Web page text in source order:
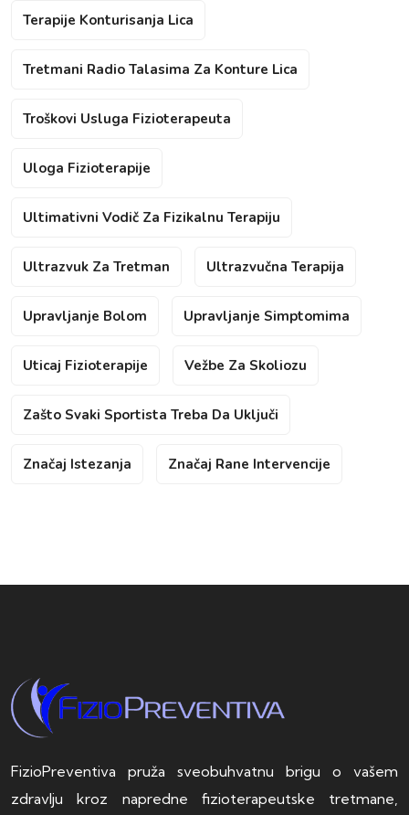
Terapije Konturisanja Lica
Tretmani Radio Talasima Za Konture Lica
Troškovi Usluga Fizioterapeuta
Uloga Fizioterapije
Ultimativni Vodič Za Fizikalnu Terapiju
Ultrazvuk Za Tretman Ultrazvučna Terapija
Upravljanje Bolom Upravljanje Simptomima
Uticaj Fizioterapije Vežbe Za Skoliozu
Zašto Svaki Sportista Treba Da Uključi
Značaj Istezanja Značaj Rane Intervencije
FizioPreventiva pruža sveobuhvatnu brigu o vašem
zdravlju kroz napredne fizioterapeutske tretmane,